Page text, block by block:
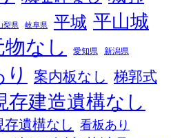
梨県 岐阜県 平城 平山城
なし 愛知県 新潟県
案内板なし 梯郭式
存建造遺構なし
存遺構なし 看板あり